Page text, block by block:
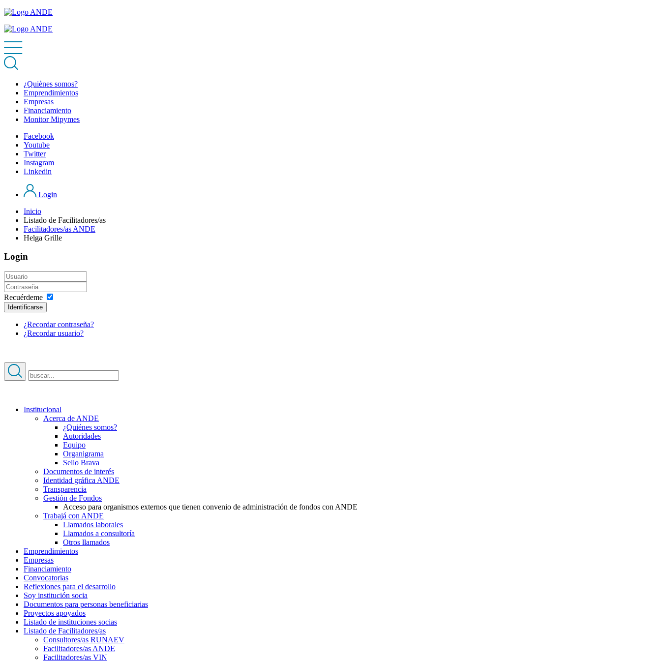
¿Quiènes somos?
Emprendimientos
Empresas
Financiamiento
Monitor Mipymes
Facebook
Youtube
Twitter
Instagram
Linkedin
Login
Inicio
Listado de Facilitadores/as
Facilitadores/as ANDE
Helga Grille
Login
Recuérdeme
Identificarse
¿Recordar contraseña?
¿Recordar usuario?
Institucional
Acerca de ANDE
¿Quiénes somos?
Autoridades
Equipo
Organigrama
Sello Brava
Documentos de interés
Identidad gráfica ANDE
Transparencia
Gestión de Fondos
Acceso para organismos externos que tienen convenio de administración de fondos con ANDE
Trabajá con ANDE
Llamados laborales
Llamados a consultoría
Otros llamados
Emprendimientos
Empresas
Financiamiento
Convocatorias
Reflexiones para el desarrollo
Soy institución socia
Documentos para personas beneficiarias
Proyectos apoyados
Listado de instituciones socias
Listado de Facilitadores/as
Consultores/as RUNAEV
Facilitadores/as ANDE
Facilitadores/as VIN